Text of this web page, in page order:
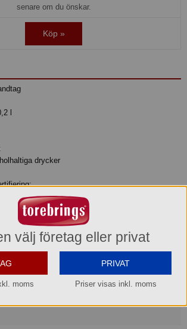
senare om du önskar.
Köp »
l
drycker
Pappersbägare Pappersmugg
välj företag eller privat
moms
PRIVAT
Priser visas inkl. moms